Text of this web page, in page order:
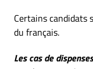
Certains candidats
du français.
Les cas de